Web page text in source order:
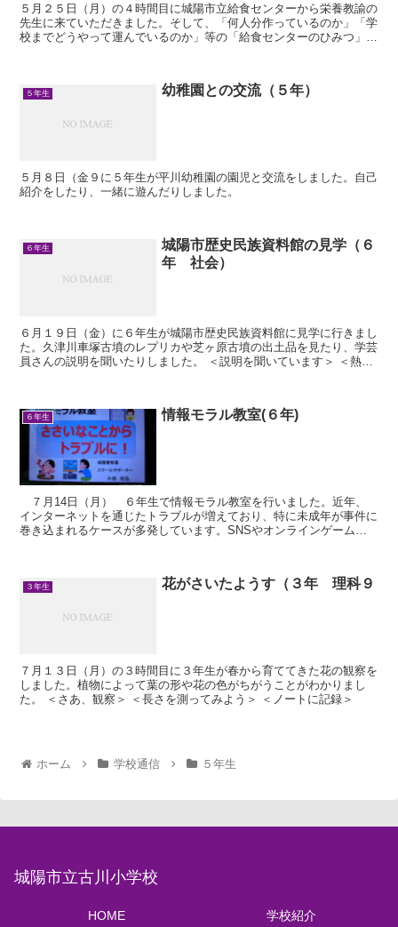
５月２５日（月）の４時間目に城陽市立給食センターから栄養教諭の
先生に来ていただきました。そして、「何人分作っているのか」「学
校までどうやって運んでいるのか」等の「給食センターのひみつ」に
５年生 幼稚園との交流（５年）
５月８日（金９に５年生が平川幼稚園の園児と交流をしました。自己
紹介をしたり、一緒に遊んだりしました。
６年生
城陽市歴史民族資料館の見学（６
年 社会）
６月１９日（金）に６年生が城陽市歴史民族資料館に見学に行きまし
た。久津川車塚古墳のレプリカや芝ヶ原古墳の出土品を見たり、学芸
員さんの説明を聞いたりしました。 ＜説明を聞いています＞ ＜熱心
６年生 情報モラル教室(６年)
７月14日（月） ６年生で情報モラル教室を行いました。近年、
インターネットを通じたトラブルが増えており、特に未成年が事件に
巻き込まれるケースが多発しています。SNSやオンラインゲームな
３年生 花がさいたようす（３年 理科９
７月１３日（月）の３時間目に３年生が春から育ててきた花の観察を
しました。植物によって葉の形や花の色がちがうことがわかりまし
た。 ＜さあ、観察＞ ＜長さを測ってみよう＞ ＜ノートに記録＞
ホーム 学校通信 ５年生
城陽市立古川小学校
HOME 学校紹介